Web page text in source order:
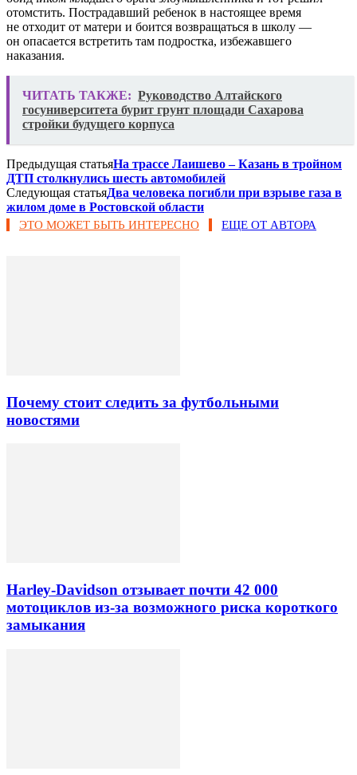
отомстить. Пострадавший ребенок в настоящее время
не отходит от матери и боится возвращаться в школу —
он опасается встретить там подростка, избежавшего
наказания.
ЧИТАТЬ ТАКЖЕ: Руководство Алтайского
госуниверситета бурит грунт площади Сахарова
стройки будущего корпуса
Предыдущая статьяНа трассе Лаишево – Казань в тройном
ДТП столкнулись шесть автомобилей
Следующая статьяДва человека погибли при взрыве газа в
жилом доме в Ростовской области
ЭТО МОЖЕТ БЫТЬ ИНТЕРЕСНО ЕЩЕ ОТ АВТОРА
Почему стоит следить за футбольными
новостями
Harley-Davidson отзывает почти 42 000
мотоциклов из-за возможного риска короткого
замыкания